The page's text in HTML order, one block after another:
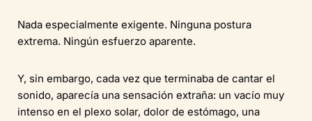
Nada especialmente exigente. Ninguna postura
extrema. Ningún esfuerzo aparente.
Y, sin embargo, cada vez que terminaba de cantar el
sonido, aparecía una sensación extraña: un vacío muy
intenso en el plexo solar, dolor de estómago, una